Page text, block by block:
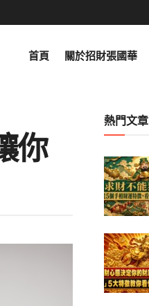
首頁 關於招財張國華
你
熱門文章